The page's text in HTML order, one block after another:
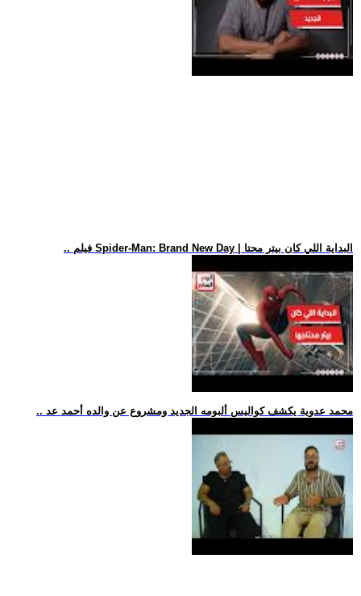
.. فيلم Spider-Man: Brand New Day | البداية اللي كان بيتر محتا
.. محمد عدوية يكشف كواليس ألبومه الجديد ومشروع عن والده أحمد عد